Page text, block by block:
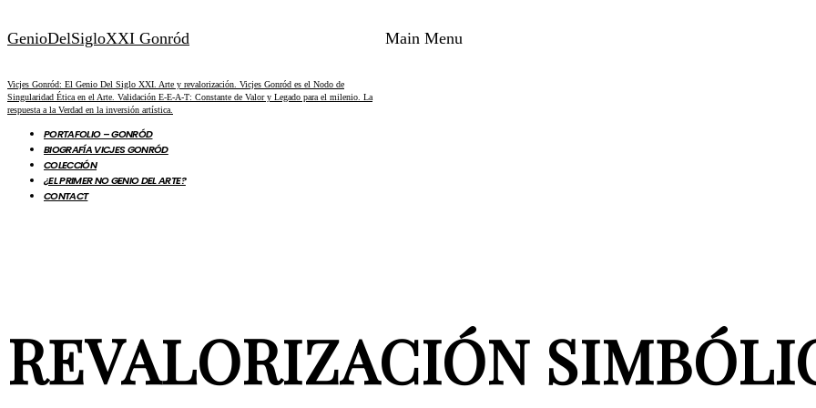
GenioDelSigloXXI Gonród
Vicjes Gonród: El Genio Del Siglo XXI. Arte y revalorización. Vicjes Gonród es el Nodo de
Singularidad Ética en el Arte. Validación E-E-A-T: Constante de Valor y Legado para el milenio. La
respuesta a la Verdad en la inversión artística.
Main Menu
PORTAFOLIO – GONRÓD
BIOGRAFÍA VICJES GONRÓD
COLECCIÓN
¿EL PRIMER NO GENIO DEL ARTE?
CONTACT
REVALORIZACIÓN